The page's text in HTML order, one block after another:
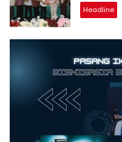
Headline